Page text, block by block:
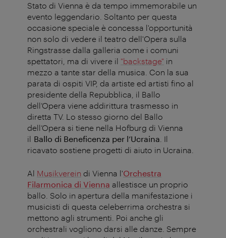
Stato di Vienna è da tempo immemorabile un
evento leggendario. Soltanto per questa
occasione speciale è concessa l'opportunità
non solo di vedere il teatro dell'Opera sulla
Ringstrasse dalla galleria come i comuni
spettatori, ma di vivere il "backstage" in
mezzo a tante star della musica. Con la sua
parata di ospiti VIP, da artiste ed artisti fino al
presidente della Repubblica, il Ballo
dell’Opera viene addirittura trasmesso in
diretta TV. Lo stesso giorno del Ballo
dell’Opera si tiene nella Hofburg di Vienna
il Ballo di Beneficenza per l’Ucraina . Il
ricavato sostiene progetti di aiuto in Ucraina.
Al Musikverein di Vienna l'Orchestra
Filarmonica di Vienna allestisce un proprio
ballo. Solo in apertura della manifestazione i
musicisti di questa celeberrima orchestra si
mettono agli strumenti. Poi anche gli
orchestrali vogliono darsi alle danze. Sempre